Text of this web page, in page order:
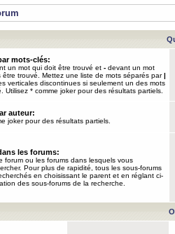
mots-clés:
un mot qui doit être trouvé et - devant un mot
être trouvé. Mettez une liste de mots séparés par|
verticales discontinues si seulement un des mots
Utilisez * comme joker pour des résultats partiels.
auteur:
joker pour des résultats partiels.
les forums:
forum ou les forums dans lesquels vous
Pour plus de rapidité, tous les sous-forums
en choisissant le parent et en réglant ci-
des sous-forums de la recherche.